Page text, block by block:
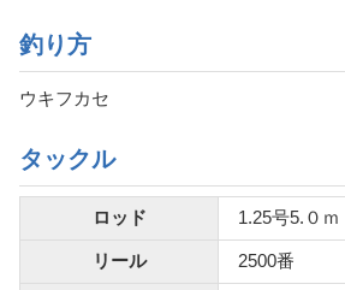
釣り方
ウキフカセ
タックル
ロッド 1.25号5.０ｍ
リール 2500番